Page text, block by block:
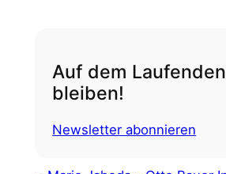
Auf dem Laufenden
bleiben!
Newsletter abonnieren